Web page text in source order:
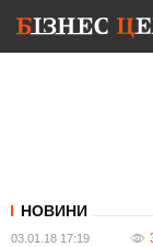
НОВИНИ
03.01.18 17:19